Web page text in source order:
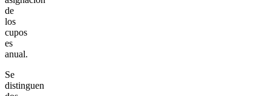
de
los
cupos
es
anual.
Se
distinguen